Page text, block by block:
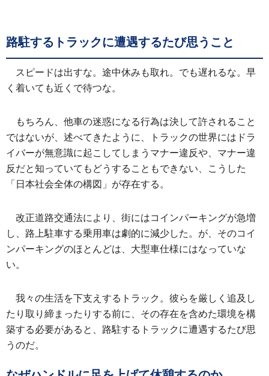
路駐するトラックに遭遇するたび思うこと
スピードは出すな。途中休みも取れ。でも遅れるな。早
く着いても近くで待つな。
もちろん、他車の迷惑になる行為は決して許されること
ではないが、述べてきたように、トラックの世界にはドラ
イバーが無意識に起こしてしまうマナー違反や、マナー違
反だと知っていてもどうすることもできない、こうした
「日本社会全体の構図」が存在する。
改正道路交通法により、街にはコインパーキングが急増
し、路上駐車する乗用車は劇的に減少した。が、そのコイ
ンパーキングのほとんどは、大型車仕様にはなっていな
い。
我々の生活を下支えするトラック。彼らを厳しく追及し
たり取り締まったりする前に、その存在を含めた環境を構
築する必要があると、路駐するトラックに遭遇するたび思
うのだ。